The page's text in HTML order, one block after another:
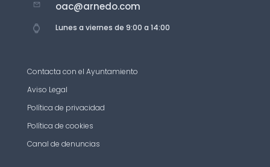
oac@arnedo.com
Lunes a viernes de 9:00 a 14:00
Contacta con el Ayuntamiento
Aviso Legal
Política de privacidad
Política de cookies
Canal de denuncias